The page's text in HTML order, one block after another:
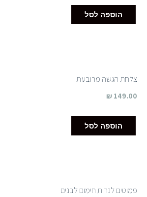
הוספה לסל
צלחת הגשה מרובעת
₪ 149.00
הוספה לסל
פמוטים לנרות חימום לבנים